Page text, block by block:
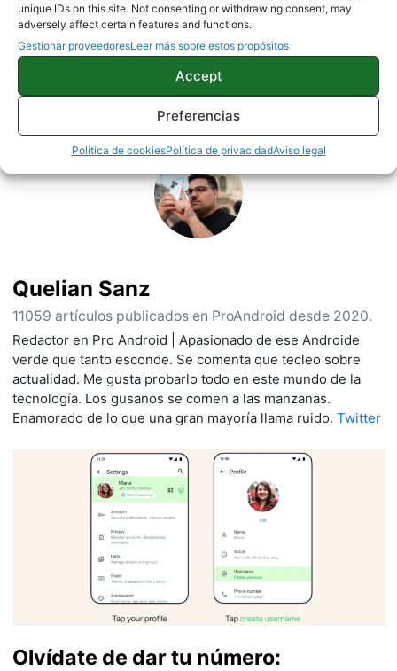
unique IDs on this site. Not consenting or withdrawing consent, may
adversely affect certain features and functions.
Gestionar proveedoresLeer más sobre estos propósitos
Accept
Preferencias
Política de cookiesPolítica de privacidadAviso legal
WHATSAPP
Sobre este autor
Quelian Sanz
11059 artículos publicados en ProAndroid desde 2020.
Redactor en Pro Android | Apasionado de ese Androide
verde que tanto esconde. Se comenta que tecleo sobre
actualidad. Me gusta probarlo todo en este mundo de la
tecnología. Los gusanos se comen a las manzanas.
Enamorado de lo que una gran mayoría llama ruido. Twitter
Olvídate de dar tu número: